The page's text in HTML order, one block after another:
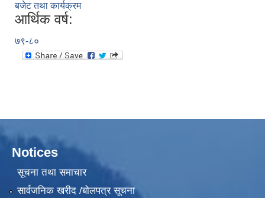
बजेट तथा कार्यक्रम
आर्थिक वर्ष:
७९-८०
Notices
सूचना तथा समाचार
सार्वजनिक खरीद /बोलपत्र सूचना